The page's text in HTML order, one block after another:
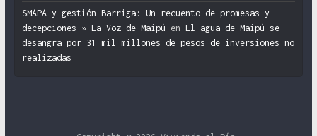
SMAPA y gestión Barriga: Un recuento de promesas y
decepciones » La Voz de Maipú en El agua de Maipú se
desangra por 31 mil millones de pesos de inversiones no
realizadas